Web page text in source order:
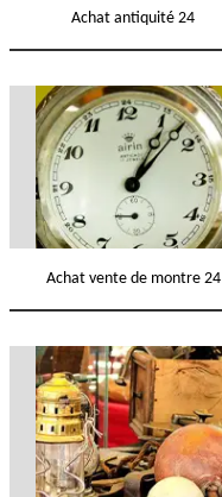
Achat antiquité 24
Achat vente de montre 24